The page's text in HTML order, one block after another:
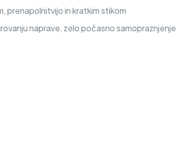
prenapolnitvijo in kratkim stikom
naprave, zelo počasno samopraznjenje